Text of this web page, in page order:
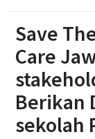
Save
Care
Berikan
sekolah